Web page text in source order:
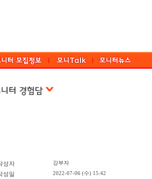
성자 강부자
성일 2022-07-06 (수) 15:42